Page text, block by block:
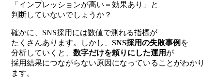
「インプレッションが高い＝効果あり」と
判断していないでしょうか？
確かに、SNS採用には数値で測れる指標が
たくさんあります。しかし、 SNS採用の失敗事例 を
分析していくと、 数字だけを頼りにした運用 が
採用結果につながらない原因になっていることがわかり
ます。